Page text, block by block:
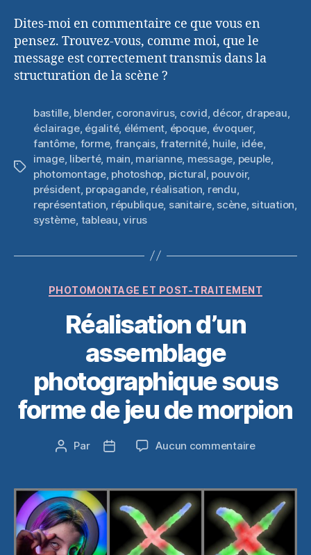
Dites-moi en commentaire ce que vous en
pensez. Trouvez-vous, comme moi, que le
message est correctement transmis dans la
structuration de la scène ?
Étiquettes
bastille, blender, coronavirus, covid décor, drapeau
éclairage, égalité, élément époque évoquer,
fantôme forme, français,fraternité, huile idée,
image, liberté, main marianne, message peuple
photomontage, photoshop pictural pouvoir,
président, propagande, réalisation rendu
représentation république, sanitaire, scène, situation
système tableau ,virus
Catégories
PHOTOMONTAGE ET POST-TRAITEMENT
Réalisation d’un
assemblage
photographique sous
forme de jeu de morpion
Auteur
Par
Date
Aucun commentairesur
sous
forme
de